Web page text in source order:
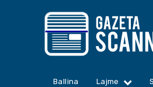
Ballina Lajme